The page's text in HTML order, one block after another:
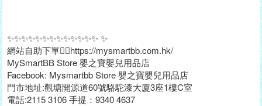
✨✨✨✨✨✨✨✨✨✨✨✨✨ ✨
網站自助下單👉🏻https://mysmartbb.com.hk/
MySmartBB Store 嬰之寶嬰兒用品店
Facebook: Mysmartbb Store 嬰之寶嬰兒用品店
門市地址:觀塘開源道60號駱駝漆大廈3座1樓C室
電話:2115 3106 手提：9340 4637